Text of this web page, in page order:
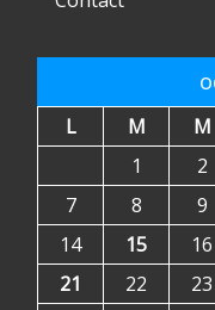
L M M
1
2
7
8 9
14
15 16
21
22 23